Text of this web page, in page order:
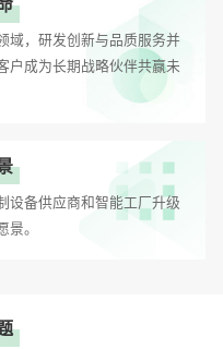
域，研发创新与品质服务并
户成为长期战略伙伴共赢未
设备供应商和智能工厂升级
景。